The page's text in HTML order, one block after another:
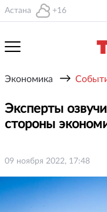
Астана +16
Экономика →
Эксперты
стороны
09 ноября 2022, 17:48